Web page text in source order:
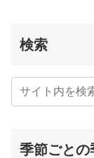
検索
季節ごとの